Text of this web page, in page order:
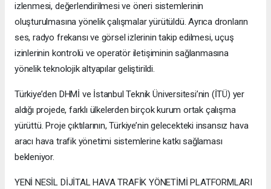
izlenmesi, değerlendirilmesi ve öneri sistemlerinin
oluşturulmasına yönelik çalışmalar yürütüldü. Ayrıca dronların
ses, radyo frekansı ve görsel izlerinin takip edilmesi, uçuş
izinlerinin kontrolü ve operatör iletişiminin sağlanmasına
yönelik teknolojik altyapılar geliştirildi.
Türkiye’den DHMİ ve İstanbul Teknik Üniversitesi’nin (İTÜ) yer
aldığı projede, farklı ülkelerden birçok kurum ortak çalışma
yürüttü. Proje çıktılarının, Türkiye’nin gelecekteki insansız hava
aracı hava trafik yönetimi sistemlerine katkı sağlaması
bekleniyor.
YENİ NESİL DİJİTAL HAVA TRAFİK YÖNETİMİ PLATFORMLARI